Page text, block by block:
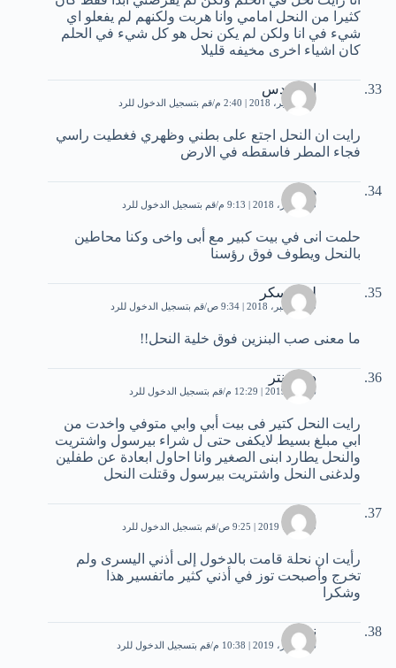
كثيرا من النحل امامي وانا هربت ولكنهم لم يفعلو اي
شيء في انا ولكن لم يكن نحل هو كل شيء في الحلم
كان اشياء اخرى مخيفه قليلا
ابوسندس
17 سبتمبر، 2018 | 2:40 م قم بتسجيل الدخول للرد
رايت ان النحل اجتع على بطني وظهري فغطيت راسي
فجاء المطر فاسقطه في الارض
هدى
25 أكتوبر، 2018 | 9:13 م قم بتسجيل الدخول للرد
حلمت انى في بيت كبير مع أبى واخى وكنا محاطين
بالنحل ويطوف فوق رؤسنا
لوز وسكر
29 ديسمبر، 2018 | 9:34 ص قم بتسجيل الدخول للرد
ما معنى صب البنزين فوق خلية النحل!!
دينا عنتر
6 يناير، 2019 | 12:29 م قم بتسجيل الدخول للرد
رايت النحل كتير فى بيت أبي وابي متوفي واخدت من
ابي مبلغ بسيط لايكفى حتى ل شراء بيرسول واشتريت
والنحل يطارد ابنى الصغير وانا احاول ابعادة عن طفلين
ولدغنى النحل واشتريت بيرسول وقتلت النحل
محمد
9 فبراير، 2019 | 9:25 ص قم بتسجيل الدخول للرد
رأيت ان نحلة قامت بالدخول إلى أذني اليسرى ولم
تخرج وأصبحت توز في أذني كثير ماتفسير هذا
وشكرا
نزهة
26 فبراير، 2019 | 10:38 م قم بتسجيل الدخول للرد